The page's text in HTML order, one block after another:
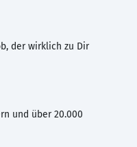
der wirklich zu Dir
und über 20.000